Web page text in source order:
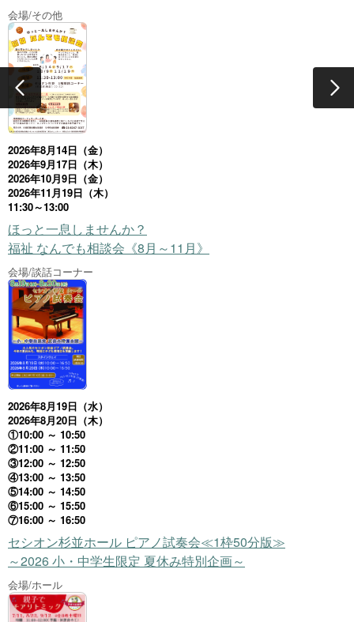
会場/その他
2026年8月14日（金）
2026年9月17日（木）
2026年10月9日（金）
2026年11月19日（木）
11:30～13:00
ほっと一息しませんか？
福祉 なんでも相談会《8月～11月》
会場/談話コーナー
2026年8月19日（水）
2026年8月20日（木）
①10:00 ～ 10:50
②11:00 ～ 11:50
③12:00 ～ 12:50
④13:00 ～ 13:50
⑤14:00 ～ 14:50
⑥15:00 ～ 15:50
⑦16:00 ～ 16:50
セシオン杉並ホール ピアノ試奏会≪1枠50分版≫
～2026 小・中学生限定 夏休み特別企画～
会場/ホール